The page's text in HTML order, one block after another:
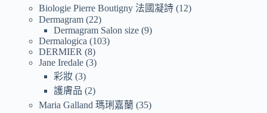
Biologie Pierre Boutigny 法國凝詩 12
Dermagram 22
Dermagram Salon size 9
Dermalogica
103
DERMIER
8
Jane Iredale 3
彩妝 3
護膚品
2
Maria Galland 瑪琍嘉蘭 35